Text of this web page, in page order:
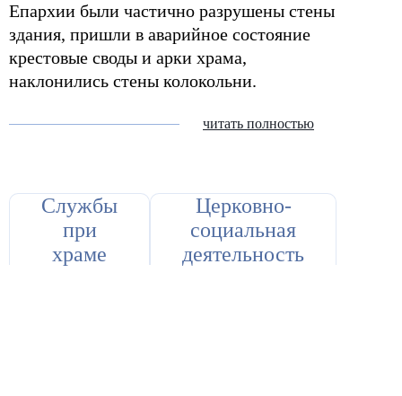
Епархии были частично разрушены стены
здания, пришли в аварийное состояние
крестовые своды и арки храма,
наклонились стены колокольни.
читать полностью
Службы
при
храме
Церковно-
социальная
деятельность